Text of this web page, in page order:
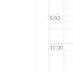
9:00
10:00